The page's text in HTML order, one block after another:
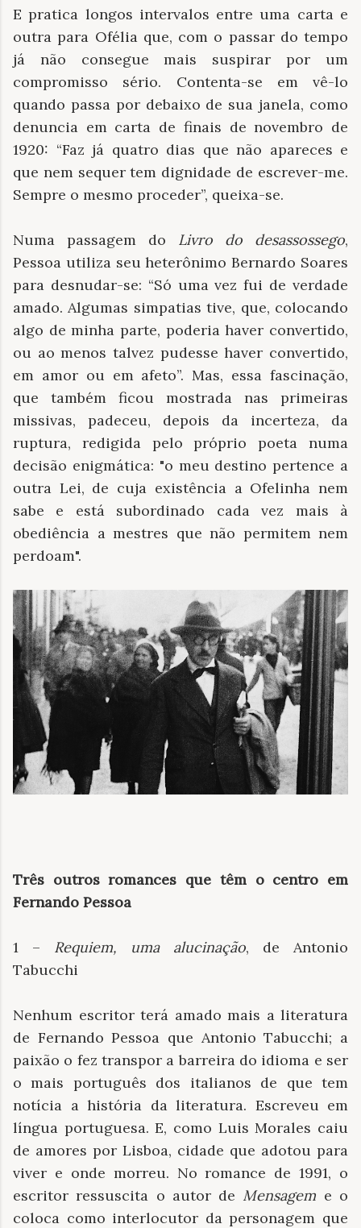
E pratica longos intervalos entre uma carta e
outra para Ofélia que, com o passar do tempo
já não consegue mais suspirar por um
compromisso sério. Contenta-se em vê-lo
quando passa por debaixo de sua janela, como
denuncia em carta de finais de novembro de
1920: “Faz já quatro dias que não apareces e
que nem sequer tem dignidade de escrever-me.
Sempre o mesmo proceder”, queixa-se.
Numa passagem do Livro do desassossego,
Pessoa utiliza seu heterônimo Bernardo Soares
para desnudar-se: “Só uma vez fui de verdade
amado. Algumas simpatias tive, que, colocando
algo de minha parte, poderia haver convertido,
ou ao menos talvez pudesse haver convertido,
em amor ou em afeto”. Mas, essa fascinação,
que também ficou mostrada nas primeiras
missivas, padeceu, depois da incerteza, da
ruptura, redigida pelo próprio poeta numa
decisão enigmática: "o meu destino pertence a
outra Lei, de cuja existência a Ofelinha nem
sabe e está subordinado cada vez mais à
obediência a mestres que não permitem nem
perdoam".
Três outros romances que têm o centro em
Fernando Pessoa
1 – Requiem, uma alucinação, de Antonio
Tabucchi
Nenhum escritor terá amado mais a literatura
de Fernando Pessoa que Antonio Tabucchi; a
paixão o fez transpor a barreira do idioma e ser
o mais português dos italianos de que tem
notícia a história da literatura. Escreveu em
língua portuguesa. E, como Luis Morales caiu
de amores por Lisboa, cidade que adotou para
viver e onde morreu. No romance de 1991, o
escritor ressuscita o autor de Mensagem e o
coloca como interlocutor da personagem que